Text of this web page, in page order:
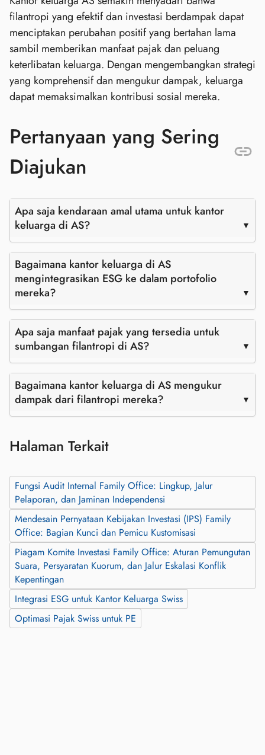
filantropi yang efektif dan investasi berdampak dapat
menciptakan perubahan positif yang bertahan lama
sambil memberikan manfaat pajak dan peluang
keterlibatan keluarga. Dengan mengembangkan strategi
yang komprehensif dan mengukur dampak, keluarga
dapat memaksimalkan kontribusi sosial mereka.
Pertanyaan yang Sering
Diajukan
Apa saja kendaraan amal utama untuk kantor
keluarga di AS?
Bagaimana kantor keluarga di AS
mengintegrasikan ESG ke dalam portofolio
mereka?
Apa saja manfaat pajak yang tersedia untuk
sumbangan filantropi di AS?
Bagaimana kantor keluarga di AS mengukur
dampak dari filantropi mereka?
Halaman Terkait
Fungsi Audit Internal Family Office: Lingkup, Jalur
Pelaporan, dan Jaminan Independensi
Mendesain Pernyataan Kebijakan Investasi (IPS) Family
Office: Bagian Kunci dan Pemicu Kustomisasi
Piagam Komite Investasi Family Office: Aturan Pemungutan
Suara, Persyaratan Kuorum, dan Jalur Eskalasi Konflik
Kepentingan
Integrasi ESG untuk Kantor Keluarga Swiss
Optimasi Pajak Swiss untuk PE